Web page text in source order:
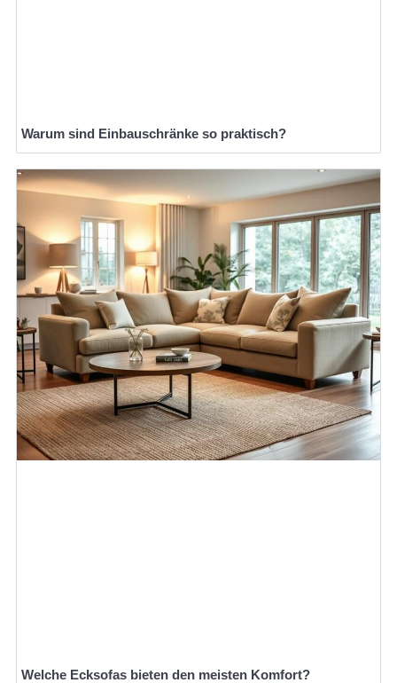
Warum sind Einbauschränke so praktisch?
Welche Ecksofas bieten den meisten Komfort?